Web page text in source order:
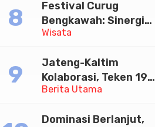
Tabungan Bima Bank
Jateng
Wisata
Festival Curug
Bengkawah: Sinergi
Desa Sikasur dan
Memajukan Wisata
serta UMKM Lokal
Berita Utama
Jateng-Kaltim
Kolaborasi, Teken 19
Kerja Sama Ekonomi
Dominasi Berlanjut,